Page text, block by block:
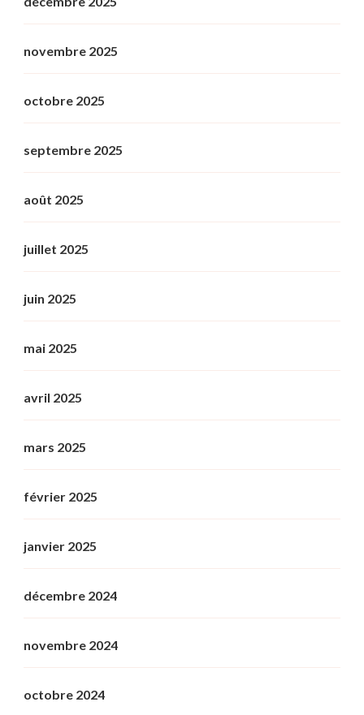
novembre 2025
octobre 2025
septembre 2025
août 2025
juillet 2025
juin 2025
mai 2025
avril 2025
mars 2025
février 2025
janvier 2025
décembre 2024
novembre 2024
octobre 2024